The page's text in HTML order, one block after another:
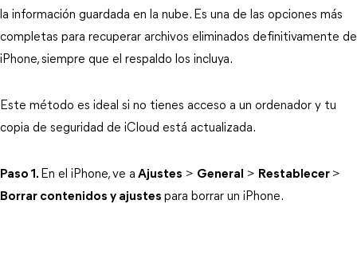
la información guardada en la nube. Es una de las opciones más
completas para recuperar archivos eliminados definitivamente de
iPhone, siempre que el respaldo los incluya.
Este método es ideal si no tienes acceso a un ordenador y tu
copia de seguridad de iCloud está actualizada.
Paso 1. En el iPhone, ve a Ajustes > General > Restablecer
Borrar contenidos y ajustes para borrar un iPhone.